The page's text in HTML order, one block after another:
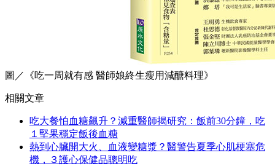
圖／《吃一周就有感 醫師娘終生瘦用減醣料理》
相關文章
吃大餐怕血糖飆升？減重醫師揭研究：飯前30分鐘，吃
１堅果穩定飯後血糖
熱到心臟開大火、血液變糖漿？醫警告夏季心肌梗塞危
機，３護心保健品聰明吃